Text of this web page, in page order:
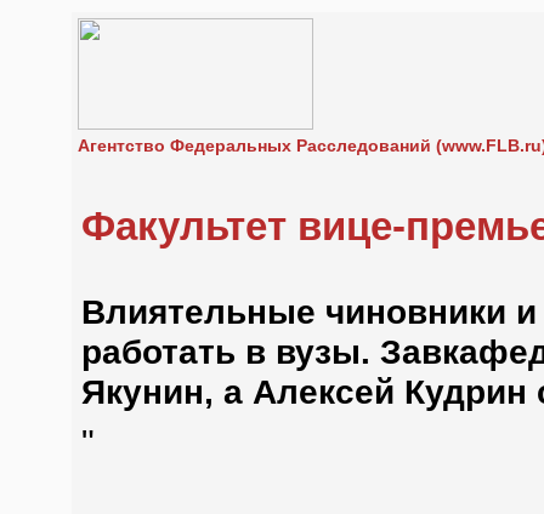
Агентство Федеральных Расследований
Факультет вице-
Влиятельные чиновники
работать в вузы.
Якунин, а Алексей Кудрин
"